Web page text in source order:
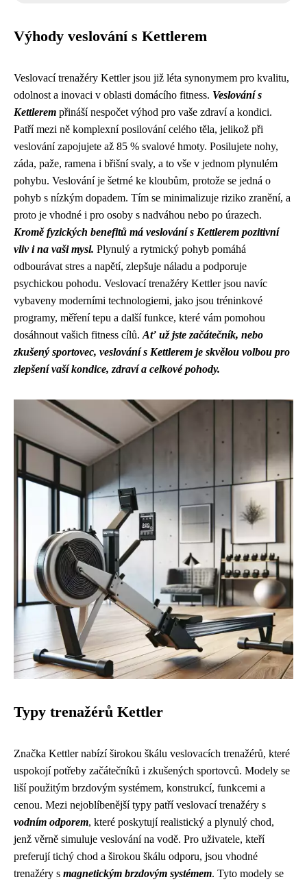
Výhody veslování s Kettlerem
Veslovací trenažéry Kettler jsou již léta synonymem pro kvalitu,
odolnost a inovaci v oblasti domácího fitness. Veslování s
Kettlerem přináší nespočet výhod pro vaše zdraví a kondici.
Patří mezi ně komplexní posilování celého těla, jelikož při
veslování zapojujete až 85 % svalové hmoty. Posilujete nohy,
záda, paže, ramena i břišní svaly, a to vše v jednom plynulém
pohybu. Veslování je šetrné ke kloubům, protože se jedná o
pohyb s nízkým dopadem. Tím se minimalizuje riziko zranění, a
proto je vhodné i pro osoby s nadváhou nebo po úrazech.
Kromě fyzických benefitů má veslování s Kettlerem pozitivní
vliv i na vaši mysl. Plynulý a rytmický pohyb pomáhá
odbourávat stres a napětí, zlepšuje náladu a podporuje
psychickou pohodu. Veslovací trenažéry Kettler jsou navíc
vybaveny moderními technologiemi, jako jsou tréninkové
programy, měření tepu a další funkce, které vám pomohou
dosáhnout vašich fitness cílů. Ať už jste začátečník, nebo
zkušený sportovec, veslování s Kettlerem je skvělou volbou pro
zlepšení vaší kondice, zdraví a celkové pohody.
Typy trenažérů Kettler
Značka Kettler nabízí širokou škálu veslovacích trenažérů, které
uspokojí potřeby začátečníků i zkušených sportovců. Modely se
liší použitým brzdovým systémem, konstrukcí, funkcemi a
cenou. Mezi nejoblíbenější typy patří veslovací trenažéry s
vodním odporem, které poskytují realistický a plynulý chod,
jenž věrně simuluje veslování na vodě. Pro uživatele, kteří
preferují tichý chod a širokou škálu odporu, jsou vhodné
trenažéry s magnetickým brzdovým systémem. Tyto modely se